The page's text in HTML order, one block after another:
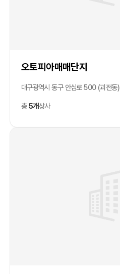
오토피아매매단지
대구광역시 동구 안심로 500 (괴전동)
총5개상사